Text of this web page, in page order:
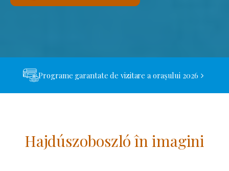
Programe garantate de vizitare a orașului 2026
Hajdúszoboszló în imagini